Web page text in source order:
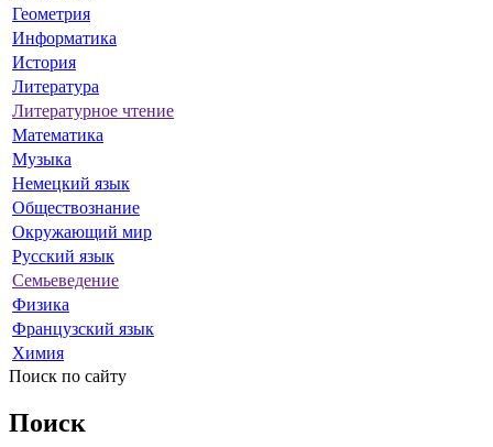
Геометрия
Информатика
История
Литература
Литературное чтение
Математика
Музыка
Немецкий язык
Обществознание
Окружающий мир
Русский язык
Семьеведение
Физика
Французский язык
Химия
Поиск по сайту
Поиск